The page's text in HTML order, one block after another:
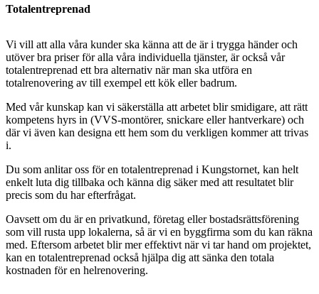
Totalentreprenad
Vi vill att alla våra kunder ska känna att de är i trygga händer och
utöver bra priser för alla våra individuella tjänster, är också vår
totalentreprenad ett bra alternativ när man ska utföra en
totalrenovering av till exempel ett kök eller badrum.
Med vår kunskap kan vi säkerställa att arbetet blir smidigare, att rätt
kompetens hyrs in (VVS-montörer, snickare eller hantverkare) och
där vi även kan designa ett hem som du verkligen kommer att trivas
i.
Du som anlitar oss för en totalentreprenad i Kungstornet, kan helt
enkelt luta dig tillbaka och känna dig säker med att resultatet blir
precis som du har efterfrågat.
Oavsett om du är en privatkund, företag eller bostadsrättsförening
som vill rusta upp lokalerna, så är vi en byggfirma som du kan räkna
med. Eftersom arbetet blir mer effektivt när vi tar hand om projektet,
kan en totalentreprenad också hjälpa dig att sänka den totala
kostnaden för en helrenovering.